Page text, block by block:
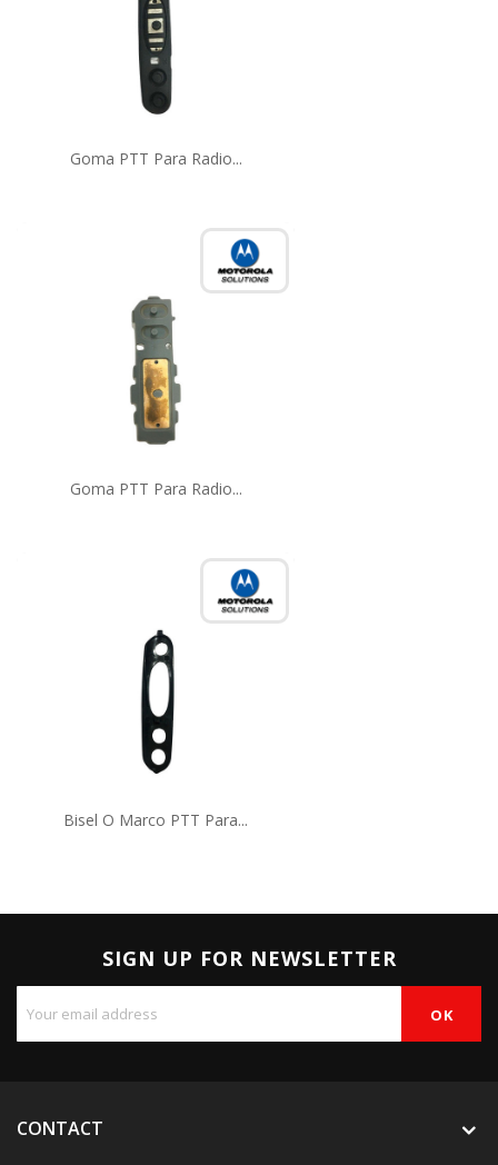
Goma PTT Para Radio...
Goma PTT Para Radio...
Bisel O Marco PTT Para...
SIGN UP FOR NEWSLETTER
CONTACT